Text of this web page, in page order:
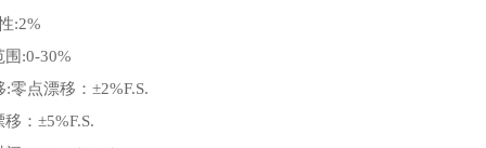
:2%
:0-30%
:零点漂移： ±2%F.S.
： ±5%F.S.